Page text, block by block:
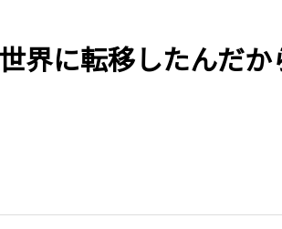
界に転移したんだか